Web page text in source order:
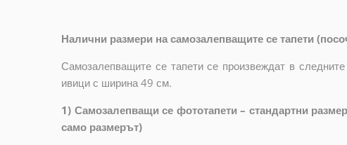
Налични размери на самозалепващите се тапети
Самозалепващите се тапети се произвеждат в
ивици с ширина 49 см.
1) Самозалепващи се фототапети – стандартни
само размерът)